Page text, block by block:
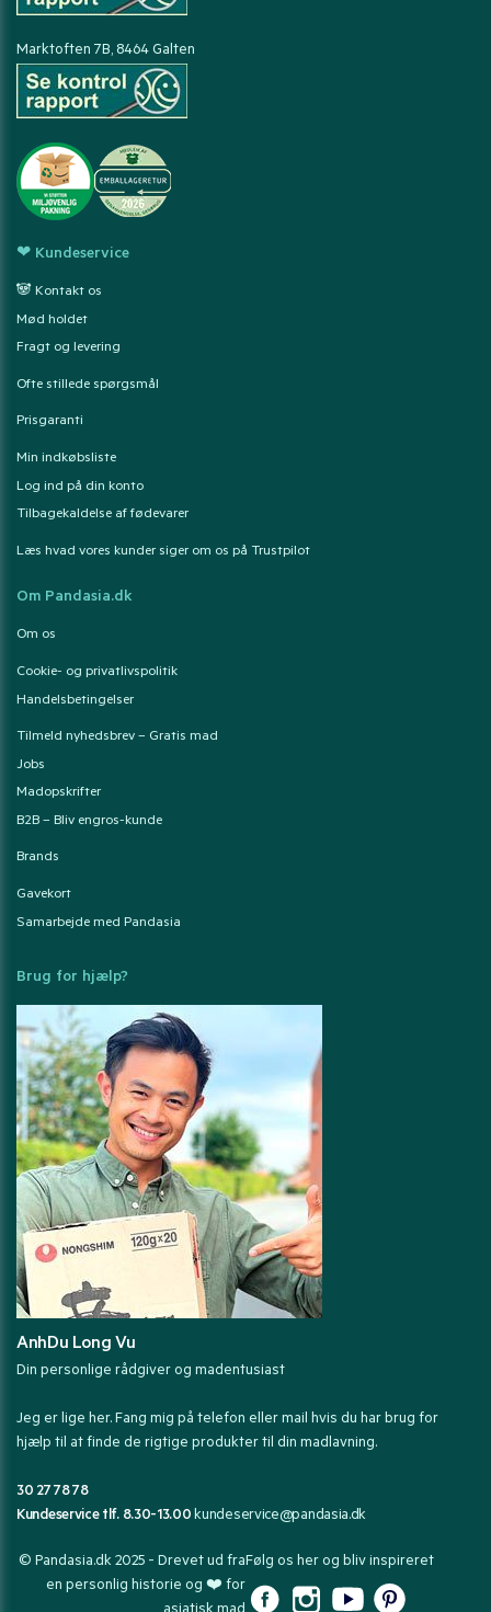
Marktoften 7B, 8464 Galten
❤ Kundeservice
🐼 Kontakt os
Mød holdet
Fragt og levering
Ofte stillede spørgsmål
Prisgaranti
Min indkøbsliste
Log ind på din konto
Tilbagekaldelse af fødevarer
Læs hvad vores kunder siger om os på Trustpilot
Om Pandasia.dk
Om os
Cookie- og privatlivspolitik
Handelsbetingelser
Tilmeld nyhedsbrev – Gratis mad
Jobs
Madopskrifter
B2B – Bliv engros-kunde
Brands
Gavekort
Samarbejde med Pandasia
Brug for hjælp?
AnhDu Long Vu
Din personlige rådgiver og madentusiast
Jeg er lige her. Fang mig på telefon eller mail hvis du har brug for
hjælp til at finde de rigtige produkter til din madlavning.
30 27 78 78
Kundeservice tlf. 8.30-13.00kundeservice@pandasia.dk
© Pandasia.dk 2025 - Drevet ud fra
en personlig historie og ❤️ for
Følg os her og bliv inspireret